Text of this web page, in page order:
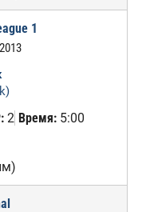
1
2 Время:5:00